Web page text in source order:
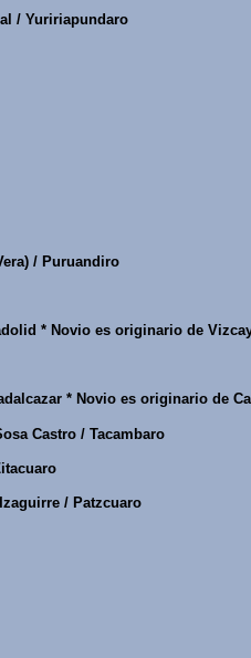
/ Yuririapundaro
/ Puruandiro
* Novio es originario de
* Novio es originario de
Castro / Tacambaro
/ Patzcuaro